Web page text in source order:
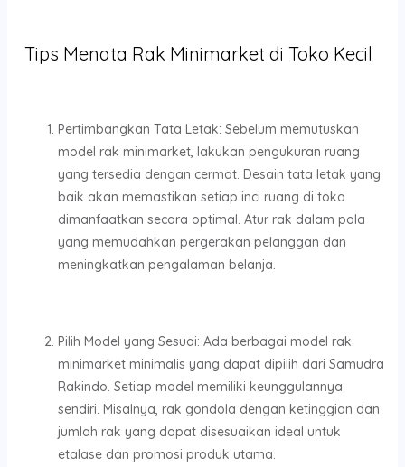
Tips Menata Rak Minimarket di Toko Kecil
Pertimbangkan Tata Letak: Sebelum memutuskan
model rak minimarket, lakukan pengukuran ruang
yang tersedia dengan cermat. Desain tata letak yang
baik akan memastikan setiap inci ruang di toko
dimanfaatkan secara optimal. Atur rak dalam pola
yang memudahkan pergerakan pelanggan dan
meningkatkan pengalaman belanja.
Pilih Model yang Sesuai: Ada berbagai model rak
minimarket minimalis yang dapat dipilih dari Samudra
Rakindo. Setiap model memiliki keunggulannya
sendiri. Misalnya, rak gondola dengan ketinggian dan
jumlah rak yang dapat disesuaikan ideal untuk
etalase dan promosi produk utama.